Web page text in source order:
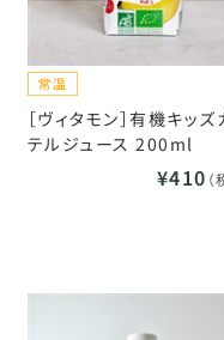
［ヴィタモン］有機キッズ
テルジュース 200ml
¥410 （